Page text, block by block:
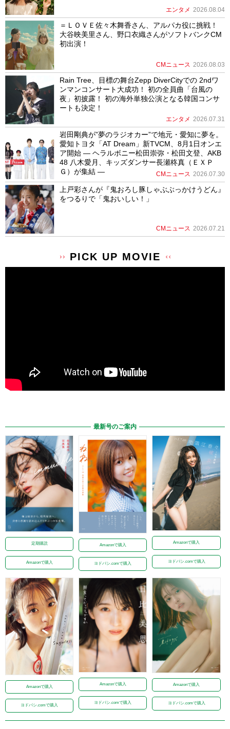
エンタメ 2026.08.04
＝ＬＯＶＥ佐々木舞香さん、アルパカ役に挑戦！
大谷映美里さん、野口衣織さんがソフトバンクCM
初出演！
CMニュース 2026.08.03
Rain Tree、目標の舞台Zepp DiverCityでの 2ndワ
ンマンコンサート大成功！ 初の全員曲「台風の
夜」初披露！ 初の海外単独公演となる韓国コンサ
ートも決定！
エンタメ 2026.07.31
岩田剛典が”夢のラジオカー”で地元・愛知に夢を。
愛知トヨタ「AT Dream」新TVCM、8月1日オンエ
ア開始 ― ヘラルボニー松田崇弥・松田文登、AKB
48 八木愛月、キッズダンサー長瀬柊真（ＥＸＰ
Ｇ）が集結 ―
CMニュース 2026.07.30
上戸彩さんが『鬼おろし豚しゃぶぶっかけうどん』
をつるりで「鬼おいしい！」
CMニュース 2026.07.21
PICK UP MOVIE
最新号のご案内
定期購読
Amazonで購入
Amazonで購入
ヨドバシ.comで購入
Amazonで購入
ヨドバシ.comで購入
Amazonで購入
ヨドバシ.comで購入
Amazonで購入
ヨドバシ.comで購入
Amazonで購入
ヨドバシ.comで購入